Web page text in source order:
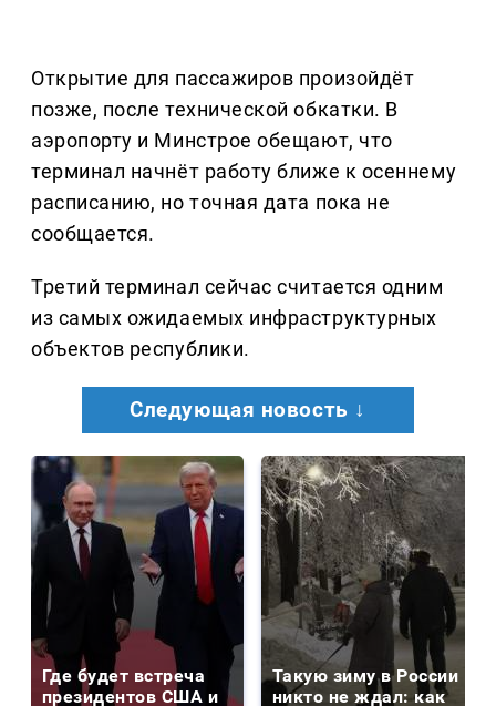
Открытие для пассажиров произойдёт
позже, после технической обкатки. В
аэропорту и Минстрое обещают, что
терминал начнёт работу ближе к осеннему
расписанию, но точная дата пока не
сообщается.
Третий терминал сейчас считается одним
из самых ожидаемых инфраструктурных
объектов республики.
Следующая новость ↓
Где будет встреча
президентов США и
Такую зиму в России
никто не ждал: как